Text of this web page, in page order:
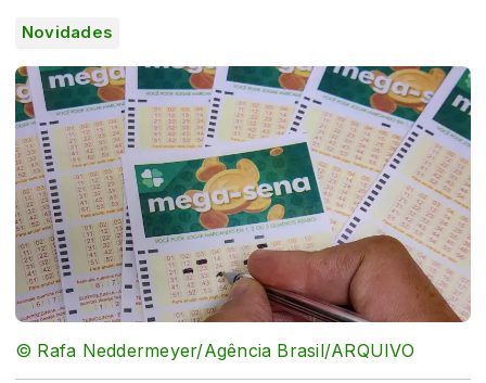
Novidades
© Rafa Neddermeyer/Agência Brasil/ARQUIVO